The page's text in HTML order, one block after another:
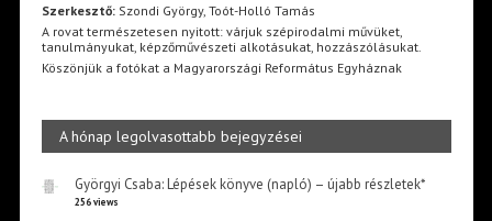
Szerkesztő:Szondi György, Toót-Holló Tamás
A rovat természetesen nyitott: várjuk szépirodalmi művüket,
tanulmányukat, képzőművészeti alkotásukat, hozzászólásukat.
Köszönjük a fotókat a Magyarországi Református Egyháznak
A hónap legolvasottabb bejegyzései
Györgyi Csaba: Lépések könyve (napló) – újabb részletek*
256 views